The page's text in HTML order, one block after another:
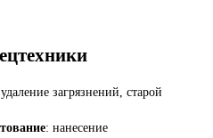
загрязнений, старой
: нанесение